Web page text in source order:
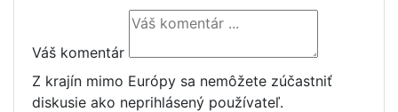
Váš komentár
Z krajín mimo Európy sa nemôžete zúčastniť
diskusie ako neprihlásený používateľ.